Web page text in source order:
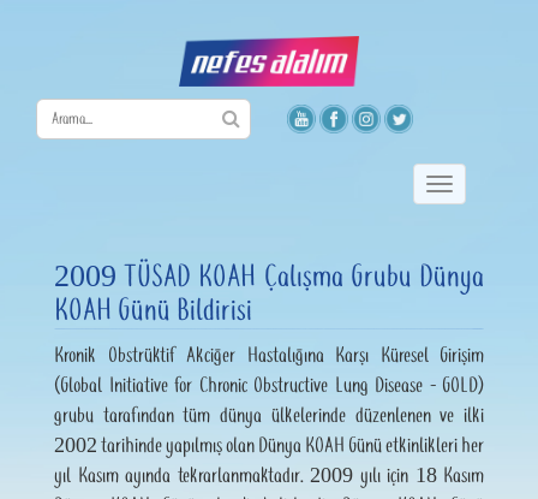
Toggle
2009 TÜSAD KOAH Çalışma Grubu Dünya
KOAH Günü Bildirisi
Kronik Obstrüktif Akciğer Hastalığına Karşı Küresel Girişim
(Global Initiative for Chronic Obstructive Lung Disease - GOLD)
grubu tarafından tüm dünya ülkelerinde düzenlenen ve ilki
2002 tarihinde yapılmış olan Dünya KOAH Günü etkinlikleri her
yıl Kasım ayında tekrarlanmaktadır. 2009 yılı için 18 Kasım